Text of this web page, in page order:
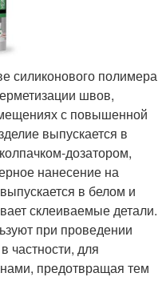
силиконового полимера
швов,
с повышенной
выпускается в
дозатором,
нанесение на
в белом и
склеиваемые детали.
при проведении
частности, для
предотвращая тем